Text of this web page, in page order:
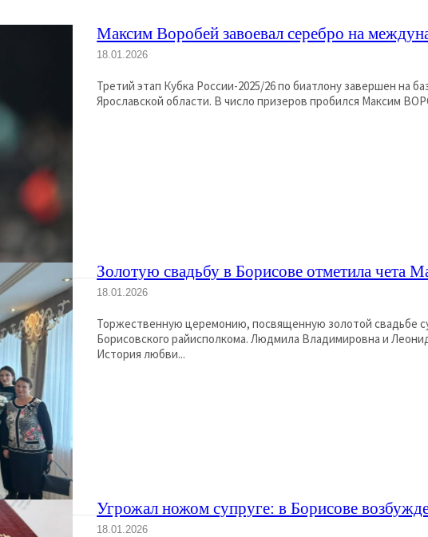
Максим Воробей завоевал серебро на
18.01.2026
Третий этап Кубка России-2025/26 по биатлону завершен на
Ярославской области. В число призеров пробился
Золотую свадьбу в Борисове отметила чета
18.01.2026
Торжественную церемонию, посвященную золотой свадьбе
Борисовского райисполкома. Людмила Владимировна и
История любви...
Угрожал ножом супруге: в Борисове
18.01.2026